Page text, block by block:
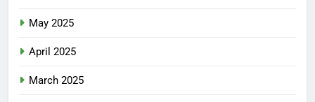
May 2025
April 2025
March 2025